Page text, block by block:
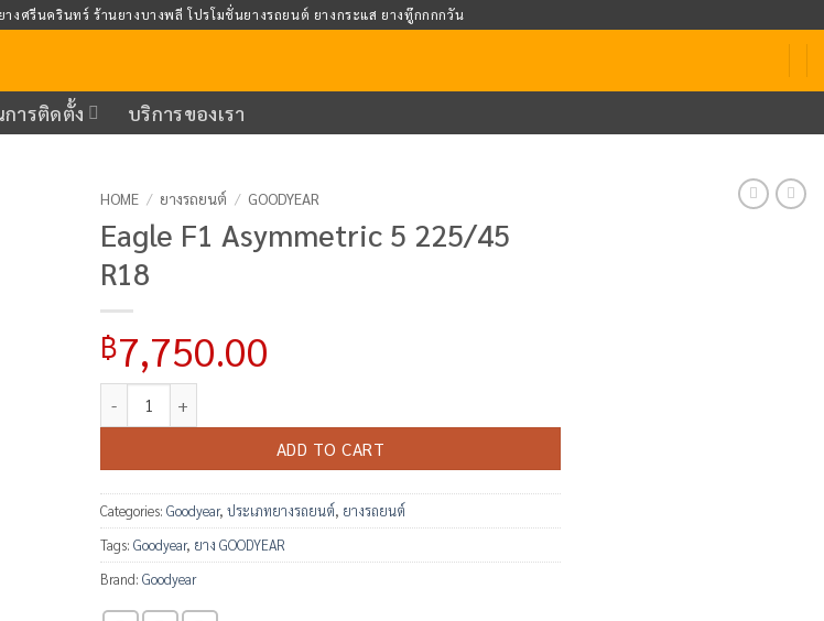
างศรีนครินทร์ ร้านยางบางพลี โปรโมชั่นยางรถยนต์ ยางกระแส ยางทู๊กกกกวัน
ารติดตั้ง บริการของเรา
HOME / ยางรถยนต์ / GOODYEAR
Eagle F1 Asymmetric 5 225/45
R18
฿7,750.00
ADD TO CART
Categories: Goodyear, ประเภทยางรถยนต์, ยางรถยนต์
Tags: Goodyear, ยาง GOODYEAR
Brand: Goodyear